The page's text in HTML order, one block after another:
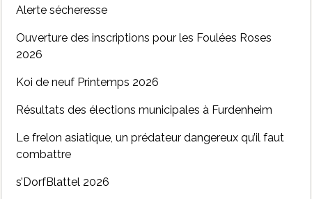
Alerte sécheresse
Ouverture des inscriptions pour les Foulées Roses
2026
Koi de neuf Printemps 2026
Résultats des élections municipales à Furdenheim
Le frelon asiatique, un prédateur dangereux qu’il faut
combattre
s’DorfBlattel 2026